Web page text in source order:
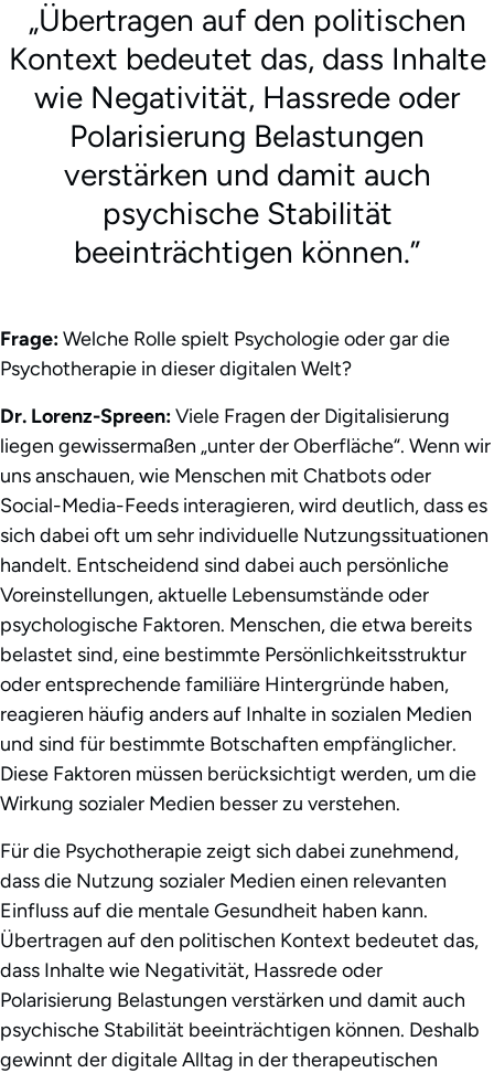
Übertragen auf den politischen
Kontext bedeutet das, dass Inhalte
wie Negativität, Hassrede oder
Polarisierung Belastungen
verstärken und damit auch
psychische Stabilität
beeinträchtigen können.
Frage:Welche Rolle spielt Psychologie oder gar die
Psychotherapie in dieser digitalen Welt?
Dr. Lorenz-Spreen:Viele Fragen der Digitalisierung
liegen gewissermaßen „unter der Oberfläche“. Wenn wir
uns anschauen, wie Menschen mit Chatbots oder
Social-Media-Feeds interagieren, wird deutlich, dass es
sich dabei oft um sehr individuelle Nutzungssituationen
handelt. Entscheidend sind dabei auch persönliche
Voreinstellungen, aktuelle Lebensumstände oder
psychologische Faktoren. Menschen, die etwa bereits
belastet sind, eine bestimmte Persönlichkeitsstruktur
oder entsprechende familiäre Hintergründe haben,
reagieren häufig anders auf Inhalte in sozialen Medien
und sind für bestimmte Botschaften empfänglicher.
Diese Faktoren müssen berücksichtigt werden, um die
Wirkung sozialer Medien besser zu verstehen.
Für die Psychotherapie zeigt sich dabei zunehmend,
dass die Nutzung sozialer Medien einen relevanten
Einfluss auf die mentale Gesundheit haben kann.
Übertragen auf den politischen Kontext bedeutet das,
dass Inhalte wie Negativität, Hassrede oder
Polarisierung Belastungen verstärken und damit auch
psychische Stabilität beeinträchtigen können. Deshalb
gewinnt der digitale Alltag in der therapeutischen